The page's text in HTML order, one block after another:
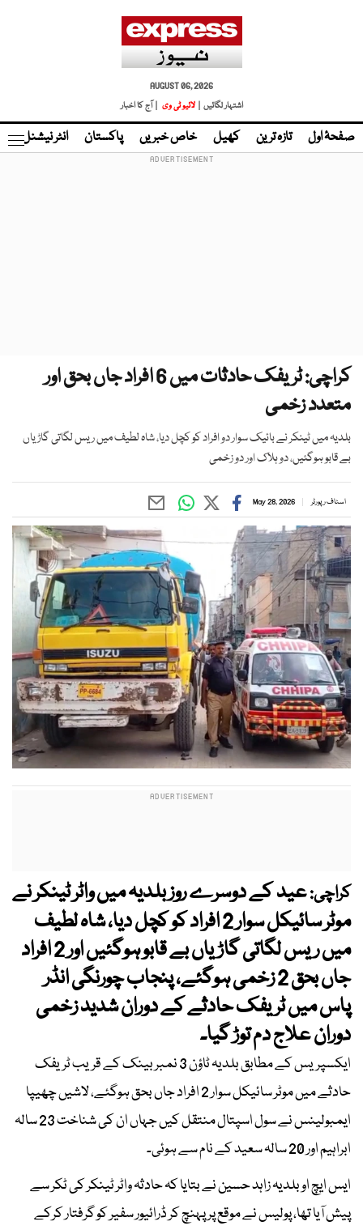
AUGUST 06, 2026
اشتہار لگائیں |
لائیو ٹی وی | آج کا اخبار
صفحۂ اول تازہ ترین کھیل خاص خبریں پاکستان انٹر نیشنل
کراچی: ٹریفک حادثات میں 6 افراد جاں بحق اور
متعدد زخمی
بلدیہ میں ٹینکر نے بائیک سوار دو افراد کو کچل دیا، شاہ لطیف میں ریس لگاتی گاڑیاں
بے قابو ہوگئیں، دو ہلاک اور دو زخمی
اسٹاف رپورٹر May 28, 2026
کراچی:عید کے دوسرے روز بلدیہ میں واٹر ٹینکر نے
موٹر سائیکل سوار 2 افراد کو کچل دیا، شاہ لطیف
میں ریس لگاتی گاڑیاں بے قابو ہوگئیں اور 2 افراد
جاں بحق 2 زخمی ہوگئے، پنجاب چورنگی انڈر
پاس میں ٹریفک حادثے کے دوران شدید زخمی
دوران علاج دم توڑ گیا۔
ایکسپریس کے مطابق بلدیہ ٹاؤن 3 نمبر بینک کے قریب ٹریفک
حادثے میں موٹر سائیکل سوار 2 افراد جاں بحق ہوگئے، لاشیں چھیپا
ایمبولینس نے سول اسپتال منتقل کیں جہاں ان کی شناخت 23 سالہ
ابراہیم اور 20 سالہ سعید کے نام سے ہوئی۔
ایس ایچ او بلدیہ زاہد حسین نے بتایا کہ حادثہ واٹر ٹینکر کی ٹکر سے
پیش آیا تھا، پولیس نے موقع پر پہنچ کر ڈرائیور سفیر کو گرفتار کرکے